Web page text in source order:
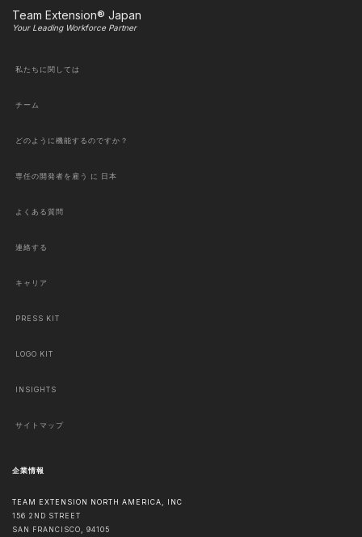
Team Extension® Japan
Your Leading Workforce Partner
私たちに関しては
チーム
どのように機能するのですか？
専任の開発者を雇う に 日本
よくある質問
連絡する
キャリア
PRESS KIT
LOGO KIT
INSIGHTS
サイトマップ
企業情報
TEAM EXTENSION NORTH AMERICA, INC
156 2ND STREET
SAN FRANCISCO, 94105